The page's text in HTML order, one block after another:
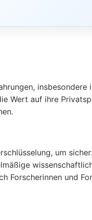
insbesondere
Wert auf ihre
um
Forscherinnen und